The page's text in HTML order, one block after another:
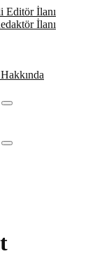
Editör İlanı
İlanı
Search
Search